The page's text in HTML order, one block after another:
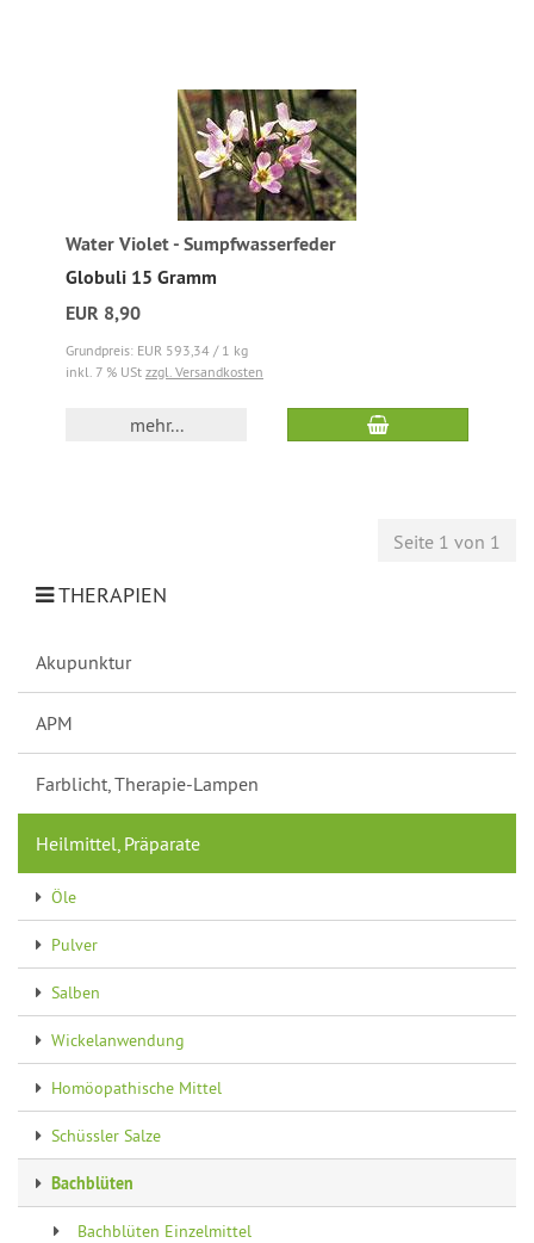
Water Violet - Sumpfwasserfeder
Globuli 15 Gramm
EUR 8,90
Grundpreis: EUR 593,34 / 1 kg
inkl. 7 % USt zzgl. Versandkosten
mehr...
Seite 1 von 1
THERAPIEN
Akupunktur
APM
Farblicht, Therapie-Lampen
Heilmittel, Präparate
Öle
Pulver
Salben
Wickelanwendung
Homöopathische Mittel
Schüssler Salze
Bachblüten
Bachblüten Einzelmittel